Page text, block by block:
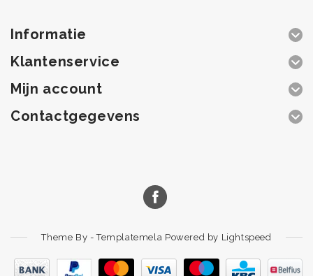
Informatie
Klantenservice
Mijn account
Contactgegevens
Theme By -Templatemela Powered by Lightspeed